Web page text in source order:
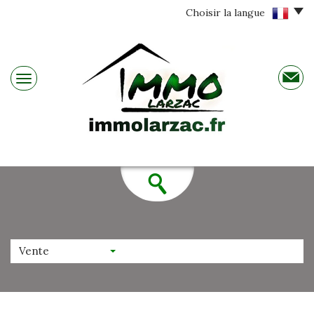
Choisir la langue
Vente